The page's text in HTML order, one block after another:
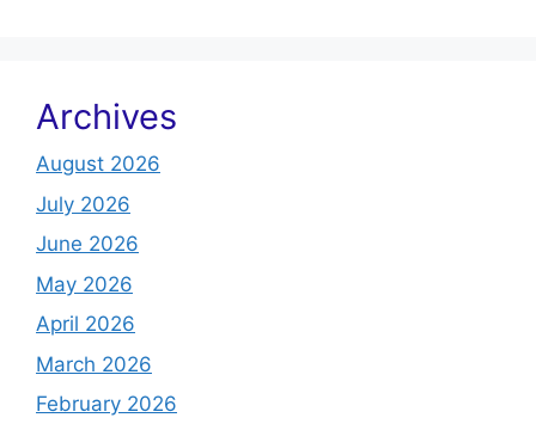
Archives
August 2026
July 2026
June 2026
May 2026
April 2026
March 2026
February 2026